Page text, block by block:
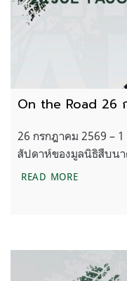
On the Road 26
26 กรกฎาคม 2569 –
สัปดาห์ของมูลนิธิสืบนา
READ MOREON THE